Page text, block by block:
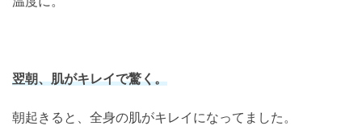
翌朝、肌がキレイで驚く。
朝起きると、全身の肌がキレイになってました。